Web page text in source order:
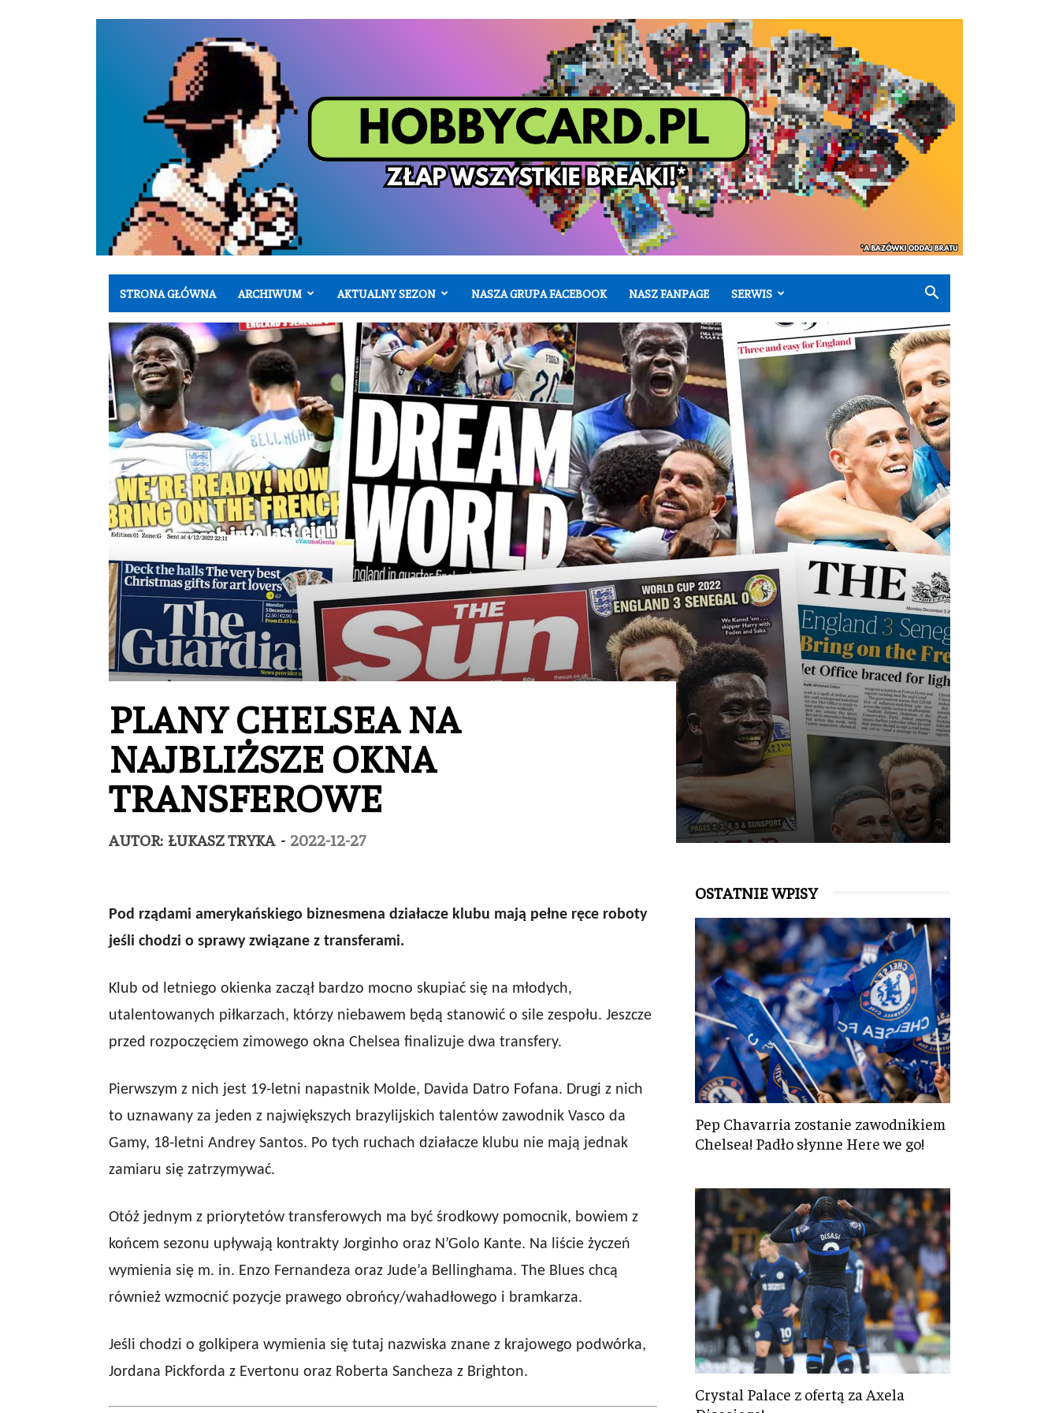
STRONA GŁÓWNA ARCHIWUM AKTUALNY SEZON NASZA GRUPA FACEBOOK NASZ FANPAGE SERWIS
PLANY CHELSEA NA
NAJBLIŻSZE OKNA
TRANSFEROWE
AUTOR: ŁUKASZ TRYKA - 2022-12-27
Pod rządami amerykańskiego biznesmena działacze klubu mają pełne ręce roboty
jeśli chodzi o sprawy związane z transferami.
Klub od letniego okienka zaczął bardzo mocno skupiać się na młodych,
utalentowanych piłkarzach, którzy niebawem będą stanowić o sile zespołu. Jeszcze
przed rozpoczęciem zimowego okna Chelsea finalizuje dwa transfery.
Pierwszym z nich jest 19-letni napastnik Molde, Davida Datro Fofana. Drugi z nich
to uznawany za jeden z największych brazylijskich talentów zawodnik Vasco da
Gamy, 18-letni Andrey Santos. Po tych ruchach działacze klubu nie mają jednak
zamiaru się zatrzymywać.
Otóż jednym z priorytetów transferowych ma być środkowy pomocnik, bowiem z
końcem sezonu upływają kontrakty Jorginho oraz N’Golo Kante. Na liście życzeń
wymienia się m. in. Enzo Fernandeza oraz Jude’a Bellinghama. The Blues chcą
również wzmocnić pozycje prawego obrońcy/wahadłowego i bramkarza.
Jeśli chodzi o golkipera wymienia się tutaj nazwiska znane z krajowego podwórka,
Jordana Pickforda z Evertonu oraz Roberta Sancheza z Brighton.
OSTATNIE WPISY
Pep Chavarria zostanie zawodnikiem
Chelsea! Padło słynne Here we go!
Crystal Palace z ofertą za Axela